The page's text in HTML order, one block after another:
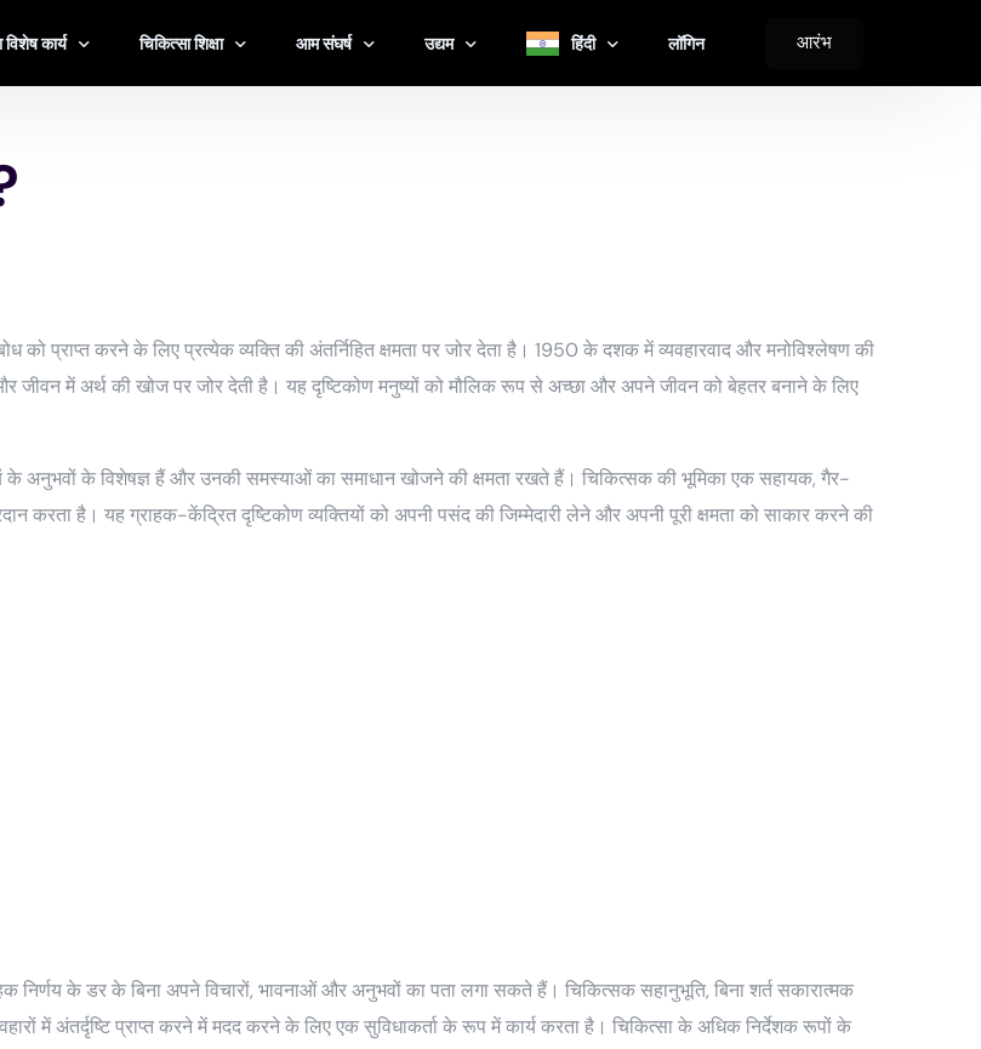
विशेष कार्य
दृष्टिकोण
चिकित्सा शिक्षा आम संघर्ष
दुःख और हानि
उद्यम
खेल कार्यक्रम
हिंदी
Français
العربية‏
लॉगिन आरंभ
को प्राप्त करने के लिए प्रत्येक व्यक्ति की अंतर्निहित क्षमता पर जोर देता है। 1950 के दशक में व्यवहारवाद और मनोविश्लेषण की
जीवन में अर्थ की खोज पर जोर देती है। यह दृष्टिकोण मनुष्यों को मौलिक रूप से अच्छा और अपने जीवन को बेहतर बनाने के लिए
के अनुभवों के विशेषज्ञ हैं और उनकी समस्याओं का समाधान खोजने की क्षमता रखते हैं। चिकित्सक की भूमिका एक सहायक, गैर-
करता है। यह ग्राहक-केंद्रित दृष्टिकोण व्यक्तियों को अपनी पसंद की जिम्मेदारी लेने और अपनी पूरी क्षमता को साकार करने की
निर्णय के डर के बिना अपने विचारों, भावनाओं और अनुभवों का पता लगा सकते हैं। चिकित्सक सहानुभूति, बिना शर्त सकारात्मक
में अंतर्दृष्टि प्राप्त करने में मदद करने के लिए एक सुविधाकर्ता के रूप में कार्य करता है। चिकित्सा के अधिक निर्देशक रूपों के